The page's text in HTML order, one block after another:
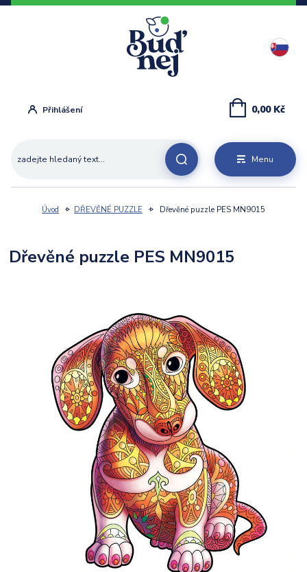
Menu
Přihlášení 0,00 Kč
Úvod DŘEVĚNÉ PUZZLE Dřevěné puzzle PES MN9015
Dřevěné puzzle PES MN9015